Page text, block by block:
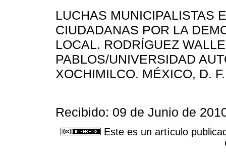
LUCHAS MUNICIPALISTAS
CIUDADANAS POR LA
LOCAL. RODRÍGUEZ
PABLOS/UNIVERSIDAD
XOCHIMILCO. MÉXICO, D.
Recibido: 09 de Junio de
Este es un artículo